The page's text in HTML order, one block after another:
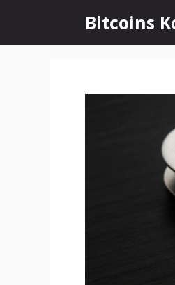
de
Bitcoins